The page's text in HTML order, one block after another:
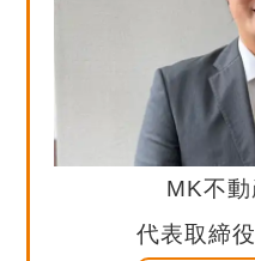
MK不
代表取締